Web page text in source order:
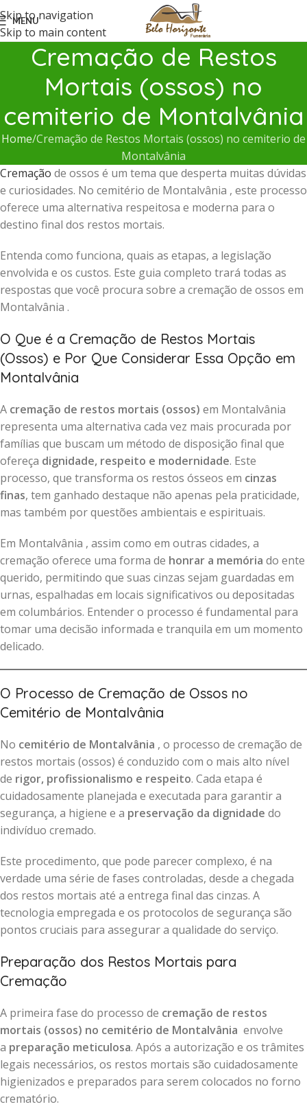
Skip to navigation
Skip to main content
MENU
Cremação de Restos
Mortais (ossos) no
cemiterio de Montalvânia
Home Cremação de Restos Mortais (ossos) no cemiterio de
Montalvânia
Cremação de ossos é um tema que desperta muitas dúvidas
e curiosidades. No cemitério de Montalvânia , este processo
oferece uma alternativa respeitosa e moderna para o
destino final dos restos mortais.
Entenda como funciona, quais as etapas, a legislação
envolvida e os custos. Este guia completo trará todas as
respostas que você procura sobre a cremação de ossos em
Montalvânia .
O Que é a Cremação de Restos Mortais
(Ossos) e Por Que Considerar Essa Opção em
Montalvânia
A cremação de restos mortais (ossos) em Montalvânia
representa uma alternativa cada vez mais procurada por
famílias que buscam um método de disposição final que
ofereça dignidade, respeito e modernidade. Este
processo, que transforma os restos ósseos em cinzas
finas, tem ganhado destaque não apenas pela praticidade,
mas também por questões ambientais e espirituais.
Em Montalvânia , assim como em outras cidades, a
cremação oferece uma forma de honrar a memória do ente
querido, permitindo que suas cinzas sejam guardadas em
urnas, espalhadas em locais significativos ou depositadas
em columbários. Entender o processo é fundamental para
tomar uma decisão informada e tranquila em um momento
delicado.
O Processo de Cremação de Ossos no
Cemitério de Montalvânia
No cemitério de Montalvânia , o processo de cremação de
restos mortais (ossos) é conduzido com o mais alto nível
de rigor, profissionalismo e respeito. Cada etapa é
cuidadosamente planejada e executada para garantir a
segurança, a higiene e a preservação da dignidade do
indivíduo cremado.
Este procedimento, que pode parecer complexo, é na
verdade uma série de fases controladas, desde a chegada
dos restos mortais até a entrega final das cinzas. A
tecnologia empregada e os protocolos de segurança são
pontos cruciais para assegurar a qualidade do serviço.
Preparação dos Restos Mortais para
Cremação
A primeira fase do processo de cremação de restos
mortais (ossos) no cemitério de Montalvânia envolve
a preparação meticulosa. Após a autorização e os trâmites
legais necessários, os restos mortais são cuidadosamente
higienizados e preparados para serem colocados no forno
crematório.